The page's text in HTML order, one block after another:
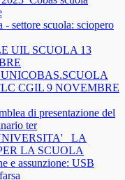
settore scuola: sciopero
UIL SCUOLA 13
UNICOBAS.SCUOLA
CGIL 9 NOVEMBRE
di presentazione del
ter
LA
LA SCUOLA
e assunzione: USB